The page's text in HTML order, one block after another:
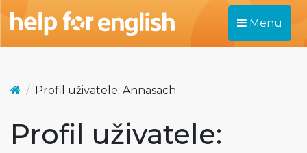
Menu
Profil uživatele: Annasach
Profil uživatele: